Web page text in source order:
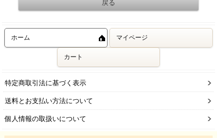
ホーム マイページ
カート
特定商取引法に基づく表示
送料とお支払い方法について
個人情報の取扱いについて